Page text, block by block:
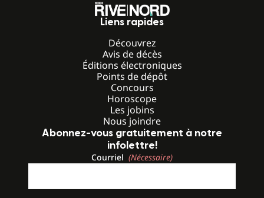
Liens rapides
Découvrez
Avis de décès
Éditions électroniques
Points de dépôt
Concours
Horoscope
Les jobins
Nous joindre
Abonnez-vous gratuitement à notre
infolettre!
Courriel (Nécessaire)